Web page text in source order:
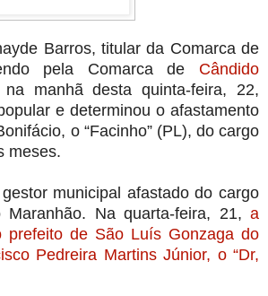
Barros, titular da Comarca de
pela Comarca de Cândido
manhã desta quinta-feira, 22,
e determinou o afastamento
o “Facinho” (PL), do cargo
meses.
municipal afastado do cargo
Na quarta-feira, 21, a
prefeito de São Luís Gonzaga do
Pedreira Martins Júnior, o “Dr,